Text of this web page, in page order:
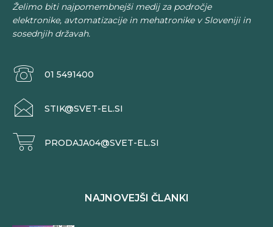
Želimo biti najpomembnejši medij za področje
elektronike, avtomatizacije in mehatronike v Sloveniji in
sosednjih državah.
01 5491400
STIK@SVET-EL.SI
PRODAJA04@SVET-EL.SI
NAJNOVEJŠI ČLANKI